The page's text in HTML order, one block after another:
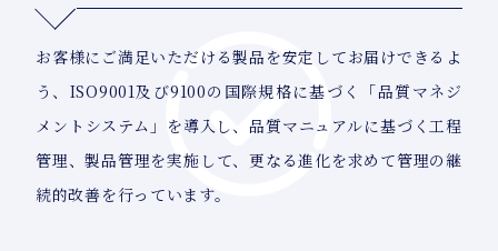
お客様にご満足いただける製品を安定してお届けできるよ
う、ISO9001及び9100の国際規格に基づく「品質マネジ
メントシステム」を導入し、品質マニュアルに基づく工程
管理、製品管理を実施して、更なる進化を求めて管理の継
続的改善を行っています。